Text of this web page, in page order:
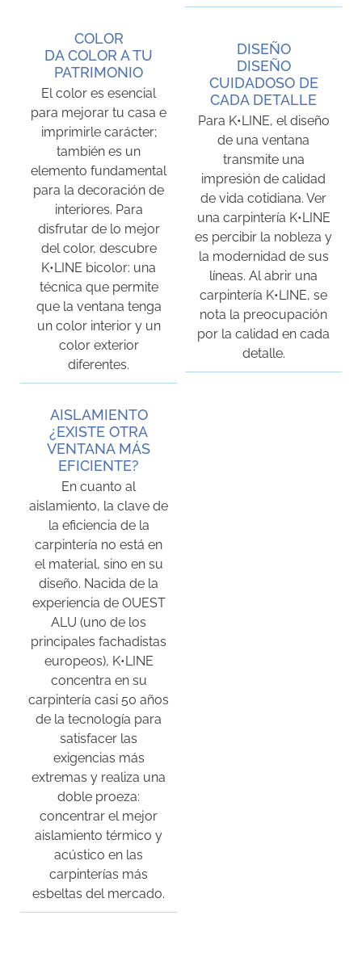
COLOR
DA COLOR A TU
PATRIMONIO
El color es esencial
para mejorar tu casa e
imprimirle carácter;
también es un
elemento fundamental
para la decoración de
interiores. Para
disfrutar de lo mejor
del color, descubre
K•LINE bicolor: una
técnica que permite
que la ventana tenga
un color interior y un
color exterior
diferentes.
DISEÑO
DISEÑO
CUIDADOSO DE
CADA DETALLE
Para K•LINE, el diseño
de una ventana
transmite una
impresión de calidad
de vida cotidiana. Ver
una carpintería K•LINE
es percibir la nobleza y
la modernidad de sus
líneas. Al abrir una
carpintería K•LINE, se
nota la preocupación
por la calidad en cada
detalle.
AISLAMIENTO
¿EXISTE OTRA
VENTANA MÁS
EFICIENTE?
En cuanto al
aislamiento, la clave de
la eficiencia de la
carpintería no está en
el material, sino en su
diseño. Nacida de la
experiencia de OUEST
ALU (uno de los
principales fachadistas
europeos), K•LINE
concentra en su
carpintería casi 50 años
de la tecnología para
satisfacer las
exigencias más
extremas y realiza una
doble proeza:
concentrar el mejor
aislamiento térmico y
acústico en las
carpinterías más
esbeltas del mercado.